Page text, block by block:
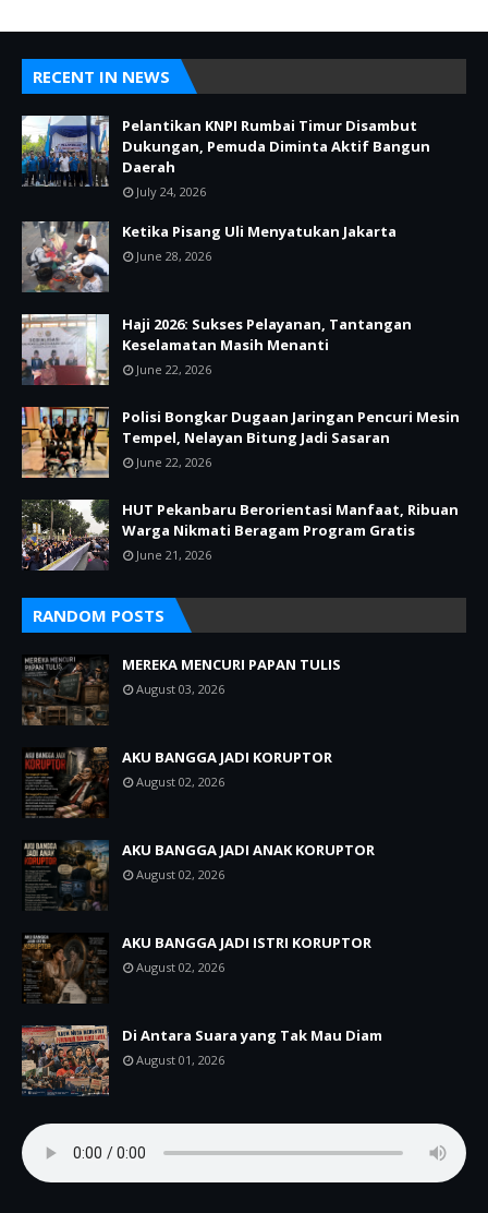
RECENT IN NEWS
Pelantikan KNPI Rumbai Timur Disambut
Dukungan, Pemuda Diminta Aktif Bangun
Daerah
July 24, 2026
Ketika Pisang Uli Menyatukan Jakarta
June 28, 2026
Haji 2026: Sukses Pelayanan, Tantangan
Keselamatan Masih Menanti
June 22, 2026
Polisi Bongkar Dugaan Jaringan Pencuri Mesin
Tempel, Nelayan Bitung Jadi Sasaran
June 22, 2026
HUT Pekanbaru Berorientasi Manfaat, Ribuan
Warga Nikmati Beragam Program Gratis
June 21, 2026
RANDOM POSTS
MEREKA MENCURI PAPAN TULIS
August 03, 2026
AKU BANGGA JADI KORUPTOR
August 02, 2026
AKU BANGGA JADI ANAK KORUPTOR
August 02, 2026
AKU BANGGA JADI ISTRI KORUPTOR
August 02, 2026
Di Antara Suara yang Tak Mau Diam
August 01, 2026